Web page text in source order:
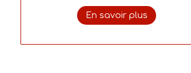
En savoir plus